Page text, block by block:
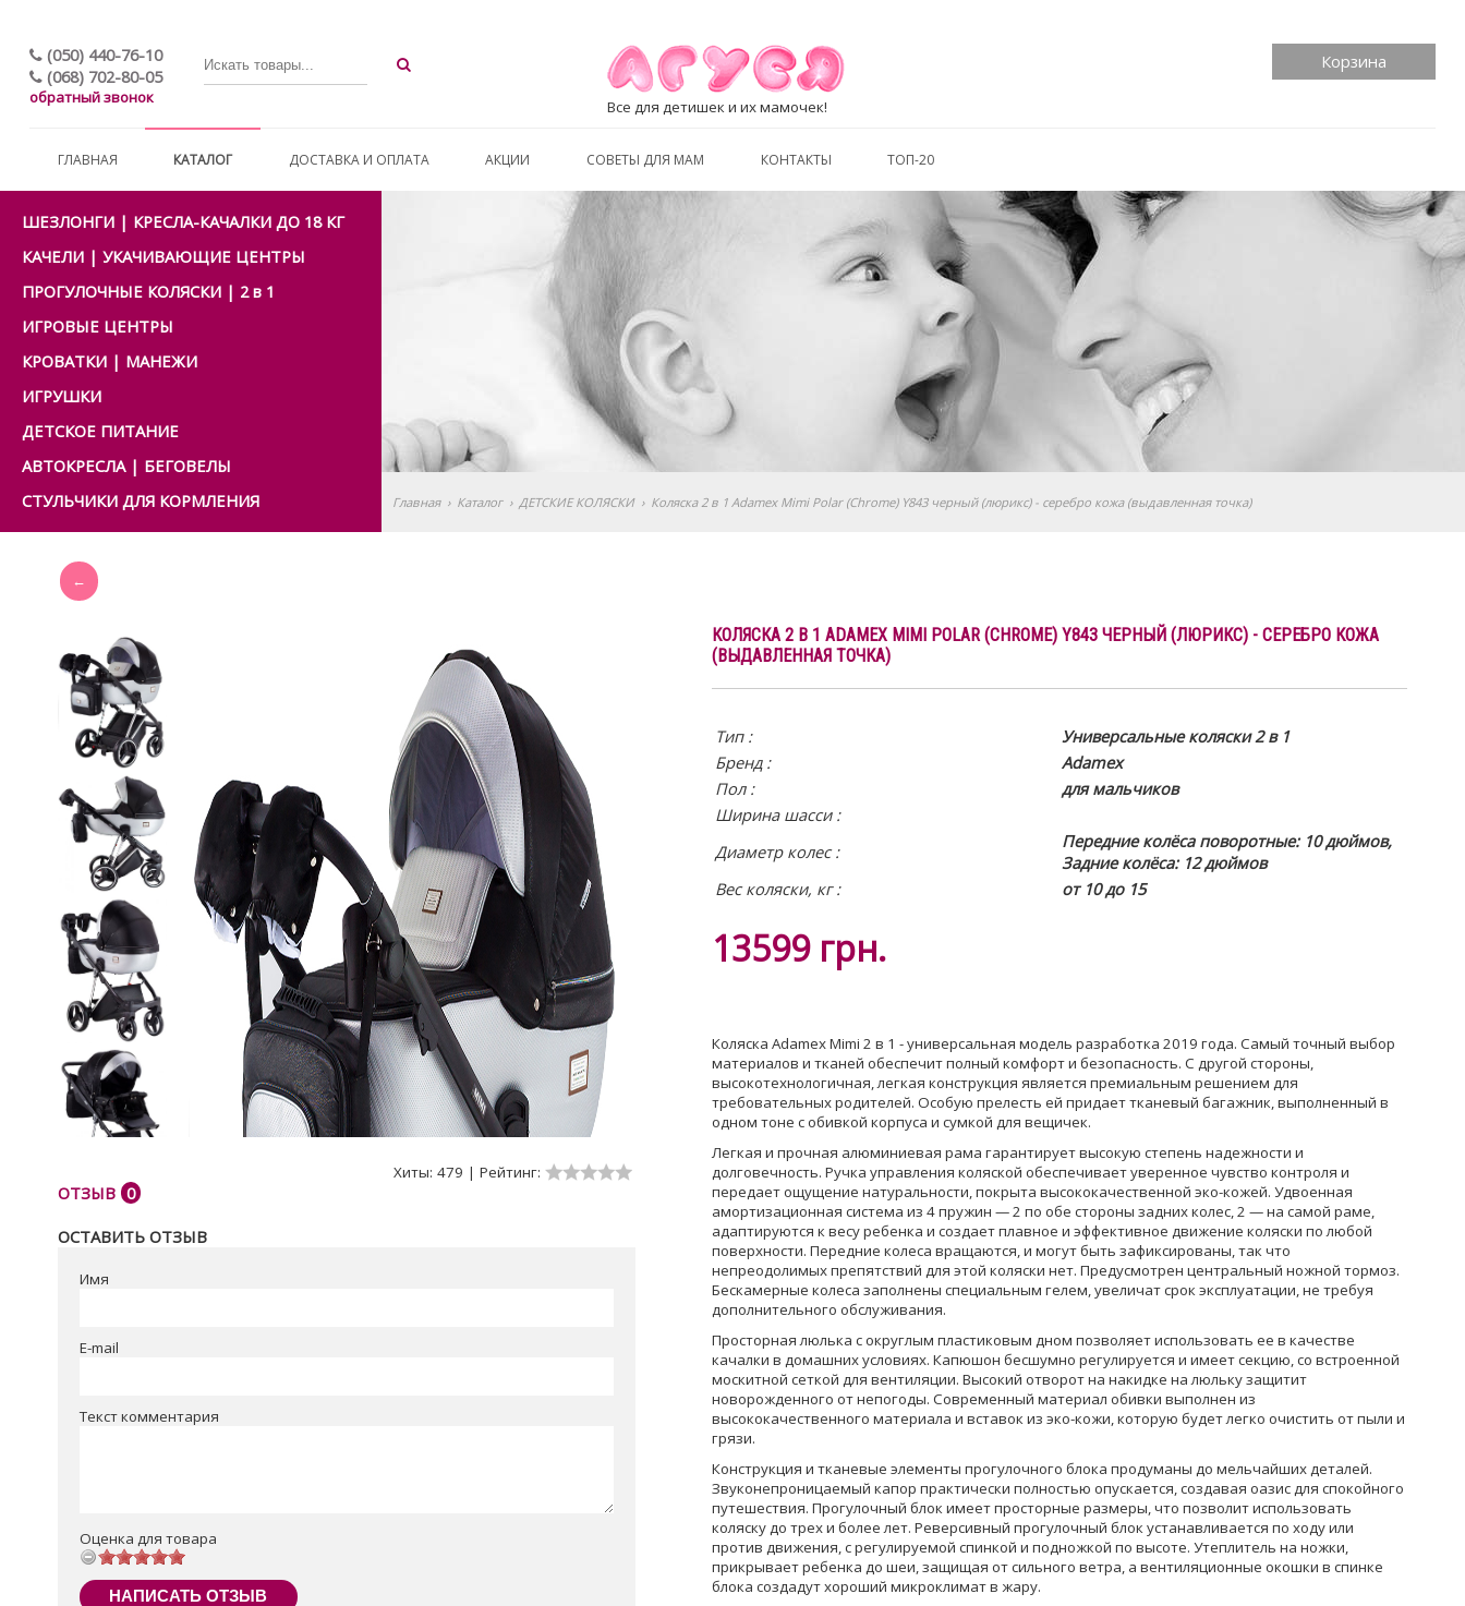
(050) 440-76-10
(068) 702-80-05
обратный звонок Все для детишек и их мамочек!
Корзина
ГЛАВНАЯ КАТАЛОГ ДОСТАВКА И ОПЛАТА АКЦИИ СОВЕТЫ ДЛЯ МАМ КОНТАКТЫ ТОП-20
ШЕЗЛОНГИ | КРЕСЛА-КАЧАЛКИ ДО 18 КГ
КАЧЕЛИ | УКАЧИВАЮЩИЕ ЦЕНТРЫ
ПРОГУЛОЧНЫЕ КОЛЯСКИ | 2 в 1
ИГРОВЫЕ ЦЕНТРЫ
КРОВАТКИ | МАНЕЖИ
ИГРУШКИ
ДЕТСКОЕ ПИТАНИЕ
АВТОКРЕСЛА | БЕГОВЕЛЫ
СТУЛЬЧИКИ ДЛЯ КОРМЛЕНИЯ
Главная › Каталог › ДЕТСКИЕ КОЛЯСКИ › Коляска 2 в 1 Adamex Mimi Polar (Chrome) Y843 черный (люрикс) - серебро кожа (выдавленная точка)
Хиты: 479 | Рейтинг:
ОТЗЫВ 0
ОСТАВИТЬ ОТЗЫВ
Имя
E-mail
Текст комментария
Оценка для товара
НАПИСАТЬ ОТЗЫВ
КОЛЯСКА 2 В 1 ADAMEX MIMI POLAR (CHROME) Y843 ЧЕРНЫЙ (ЛЮРИКС) - СЕРЕБРО КОЖА
(ВЫДАВЛЕННАЯ ТОЧКА)
Тип :
Универсальные коляски 2 в 1
Бренд :
Adamex
Пол :
для мальчиков
Ширина шасси :
Диаметр колес :
Передние колёса поворотные: 10 дюймов,
Задние колёса: 12 дюймов
Вес коляски, кг :
от 10 до 15
13599 грн.
Коляска Adamex Mimi 2 в 1 - универсальная модель разработка 2019 года. Самый точный выбор
материалов и тканей обеспечит полный комфорт и безопасность. С другой стороны,
высокотехнологичная, легкая конструкция является премиальным решением для
требовательных родителей. Особую прелесть ей придает тканевый багажник, выполненный в
одном тоне с обивкой корпуса и сумкой для вещичек.
Легкая и прочная алюминиевая рама гарантирует высокую степень надежности и
долговечность. Ручка управления коляской обеспечивает уверенное чувство контроля и
передает ощущение натуральности, покрыта высококачественной эко-кожей. Удвоенная
амортизационная система из 4 пружин — 2 по обе стороны задних колес, 2 — на самой раме,
адаптируются к весу ребенка и создает плавное и эффективное движение коляски по любой
поверхности. Передние колеса вращаются, и могут быть зафиксированы, так что
непреодолимых препятствий для этой коляски нет. Предусмотрен центральный ножной тормоз.
Бескамерные колеса заполнены специальным гелем, увеличат срок эксплуатации, не требуя
дополнительного обслуживания.
Просторная люлька с округлым пластиковым дном позволяет использовать ее в качестве
качалки в домашних условиях. Капюшон бесшумно регулируется и имеет секцию, со встроенной
москитной сеткой для вентиляции. Высокий отворот на накидке на люльку защитит
новорожденного от непогоды. Современный материал обивки выполнен из
высококачественного материала и вставок из эко-кожи, которую будет легко очистить от пыли и
грязи.
Конструкция и тканевые элементы прогулочного блока продуманы до мельчайших деталей.
Звуконепроницаемый капор практически полностью опускается, создавая оазис для спокойного
путешествия. Прогулочный блок имеет просторные размеры, что позволит использовать
коляску до трех и более лет. Реверсивный прогулочный блок устанавливается по ходу или
против движения, с регулируемой спинкой и подножкой по высоте. Утеплитель на ножки,
прикрывает ребенка до шеи, защищая от сильного ветра, а вентиляционные окошки в спинке
блока создадут хороший микроклимат в жару.